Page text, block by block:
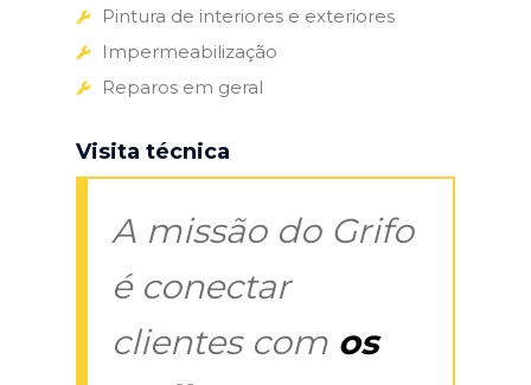
Pintura de interiores e exteriores
Impermeabilização
Reparos em geral
Visita técnica
A missão do Grifo
é conectar
clientes com os